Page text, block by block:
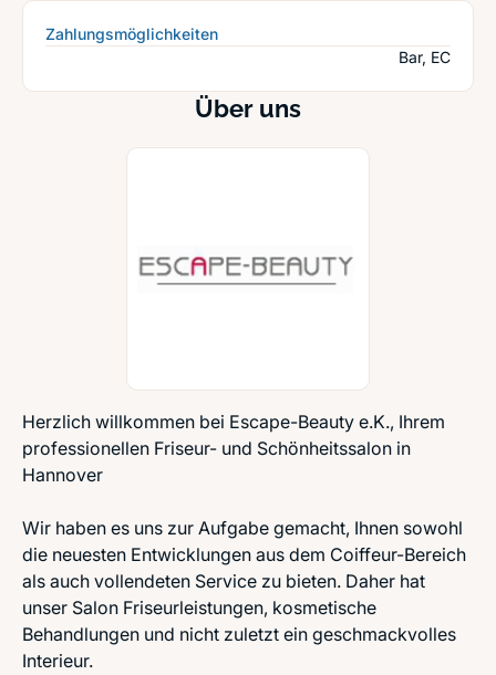
Über uns
Herzlich willkommen bei Escape-Beauty e.K., Ihrem
professionellen Friseur- und Schönheitssalon in
Hannover
Wir haben es uns zur Aufgabe gemacht, Ihnen sowohl
die neuesten Entwicklungen aus dem Coiffeur-Bereich
als auch vollendeten Service zu bieten. Daher hat
unser Salon Friseurleistungen, kosmetische
Behandlungen und nicht zuletzt ein geschmackvolles
Interieur.
Zahlungsmöglichkeiten
Bar, EC